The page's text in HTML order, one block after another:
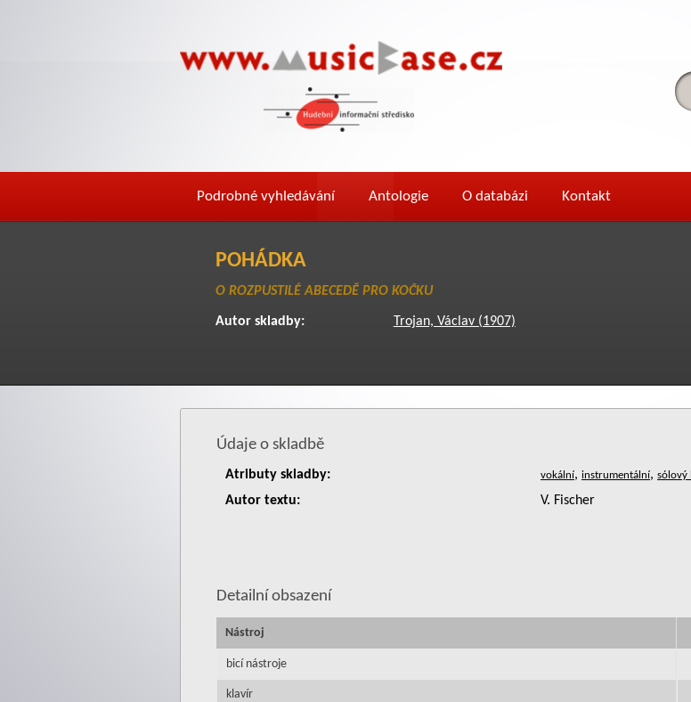
Podrobné vyhledávání Antologie O databázi Kontakt
POHÁDKA
O ROZPUSTILÉ ABECEDĚ PRO KOČKU
Autor skladby: Trojan, Václav (1907)
Údaje o skladbě
Atributy skladby: , ,
Autor textu:
V. Fischer
Detailní obsazení
Nástroj
bicí nástroje
klavír